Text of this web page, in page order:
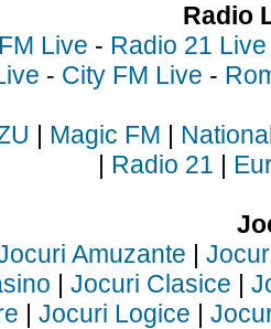
Radio
Live - Radio 21 Live
- City FM Live -
| Magic FM |
| Radio 21 |
Amuzante |
| Jocuri Clasice |
| Jocuri Logice |